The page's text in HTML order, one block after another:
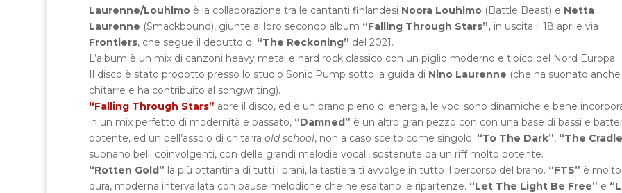
Laurenne/Louhimo è la collaborazione tra le cantanti finlandesi Noora Louhimo(Battle Beast) e Netta
Laurenne (Smackbound), giunte al loro secondo album “Falling Through Stars”,in uscita il 18 aprile via
Frontiers, che segue il debutto di “The Reckoning” del 2021.
L’album è un mix di canzoni heavy metal e hard rock classico con un piglio moderno e tipico del Nord Europa.
Il disco è stato prodotto presso lo studio Sonic Pump sotto la guida di Nino Laurenne (che ha suonato anche
chitarre e ha contribuito al songwriting).
“Falling Through Stars” apre il disco, ed è un brano pieno di energia, le voci sono dinamiche e bene
in un mix perfetto di modernità e passato,“Damned” è un altro gran pezzo con con una base di bassi e
potente, ed un bell’assolo di chitarra old school, non a caso scelto come singolo. “To The Dark”,“The
suonano belli coinvolgenti, con delle grandi melodie vocali, sostenute da un riff molto potente.
“Rotten Gold” la più ottantina di tutti i brani, la tastiera ti avvolge in tutto il percorso del brano. “FTS” è molto
dura, moderna intervallata con pause melodiche che ne esaltano le ripartenze. “Let The Light Be Free” e